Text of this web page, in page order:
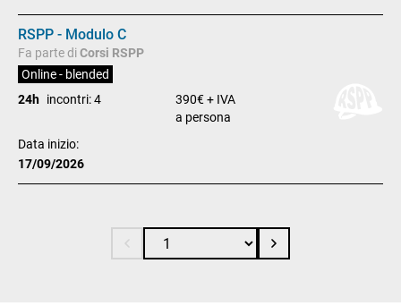
RSPP - Modulo C
Fa parte diCorsi RSPP
Online - blended
24h incontri: 4
390€ + IVA
a persona
Data inizio:
17/09/2026